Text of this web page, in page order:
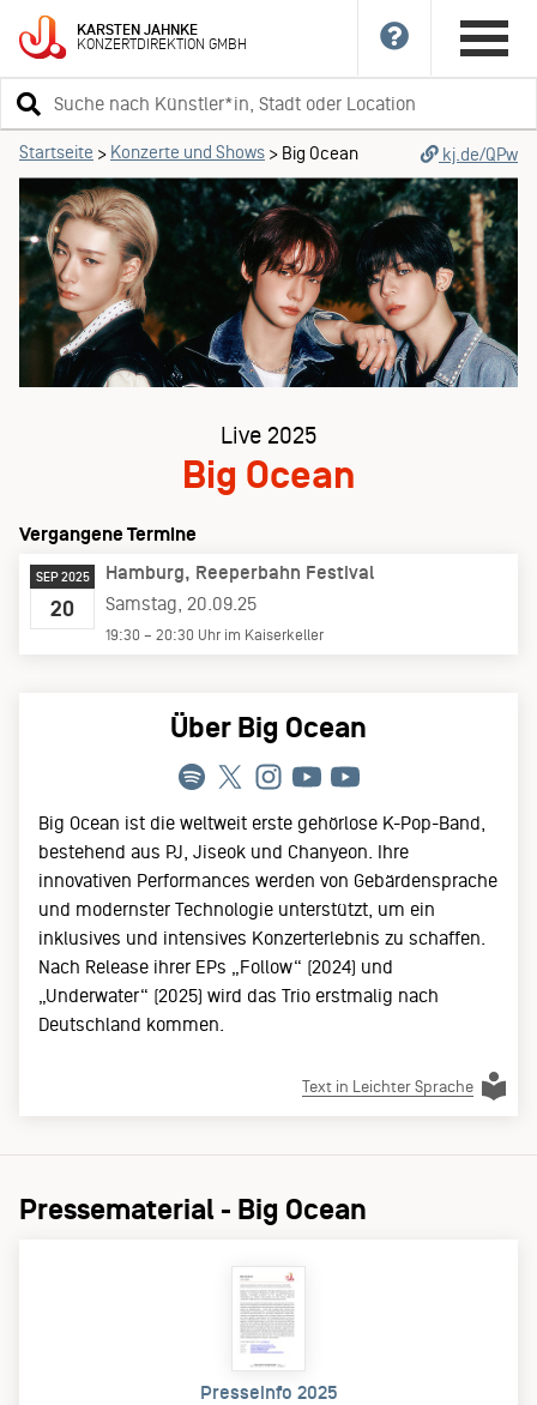
KARSTENJAHNKE
KONZERTDIREKTIONGMBH
Suchbegriff
eingeben
Startseite > Konzerte und Shows > Big Ocean kj.de/QPw
Live 2025
Big Ocean
Vergangene Termine
SEP 2025
20
Hamburg
Reeperbahn Festival
Samstag, 20.09.25
19:30 – 20:30 Uhr im Kaiserkeller
Über Big Ocean
Big Ocean ist die weltweit erste gehörlose K-Pop-Band,
bestehend aus PJ, Jiseok und Chanyeon. Ihre
innovativen Performances werden von Gebärdensprache
und modernster Technologie unterstützt, um ein
inklusives und intensives Konzerterlebnis zu schaffen.
Nach Release ihrer EPs „Follow“ (2024) und
„Underwater“ (2025) wird das Trio erstmalig nach
Deutschland kommen.
Text in Leichter Sprache
Pressematerial - Big Ocean
Presseinfo 2025